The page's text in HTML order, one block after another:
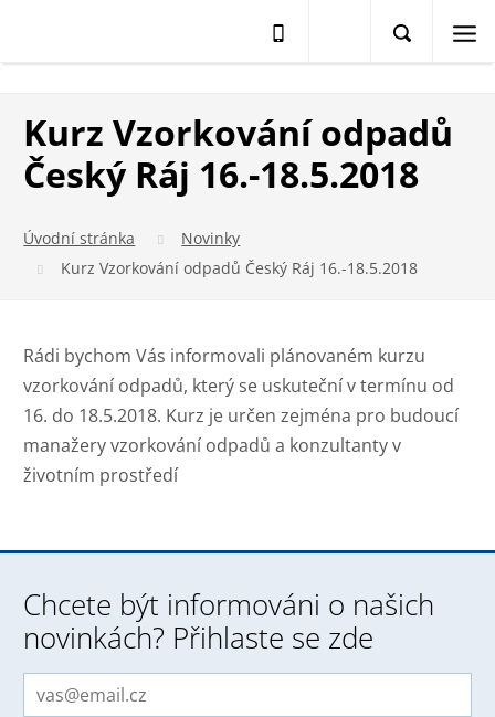
Kurz Vzorkování odpadů
Český Ráj 16.-18.5.2018
Úvodní stránka
Novinky
Kurz Vzorkování odpadů Český Ráj 16.-18.5.2018
Rádi bychom Vás informovali plánovaném kurzu
vzorkování odpadů, který se uskuteční v termínu od
16. do 18.5.2018. Kurz je určen zejména pro budoucí
manažery vzorkování odpadů a konzultanty v
životním prostředí
Chcete být informováni o našich
novinkách? Přihlaste se zde